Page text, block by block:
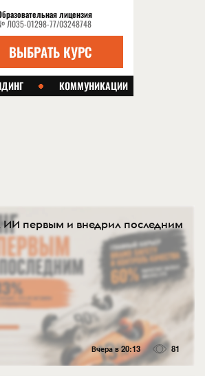
ИИ первым и внедрил последним
Вчера в 20:13 81